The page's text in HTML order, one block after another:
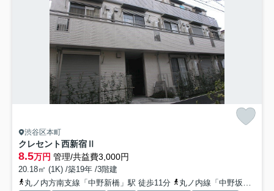
渋谷区本町
クレセント西新宿Ⅱ
8.5万円 管理/共益費3,000円
20.18㎡ (1K) /築19年 /3階建
丸ノ内方南支線「中野新橋」駅 徒歩11分
丸ノ内線「中野坂上」駅 徒歩14分